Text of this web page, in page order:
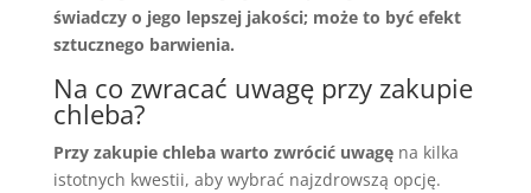
świadczy o jego lepszej jakości; może to być efekt
sztucznego barwienia.
Na co zwracać uwagę przy zakupie
chleba?
Przy zakupie chleba warto zwrócić uwagęna kilka
istotnych kwestii, aby wybrać najzdrowszą opcję.